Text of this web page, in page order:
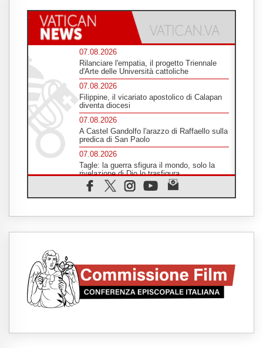
07.08.2026
Rilanciare l'empatia, il progetto Triennale
d'Arte delle Università cattoliche
07.08.2026
Filippine, il vicariato apostolico di Calapan
diventa diocesi
07.08.2026
A Castel Gandolfo l'arazzo di Raffaello sulla
predica di San Paolo
07.08.2026
Tagle: la guerra sfigura il mondo, solo la
rivelazione di Dio lo trasfigura
07.08.2026
Il Papa in Francia, quattro giorni intensi tra
SIGNIS 2026, dare voce alle religiose
Honduras, gli sfollati invisibili di una crisi
dimenticata
07.08.2026
Italia, Antigone: carceri al limite della
Parolin conclude il viaggio in Messico: "La